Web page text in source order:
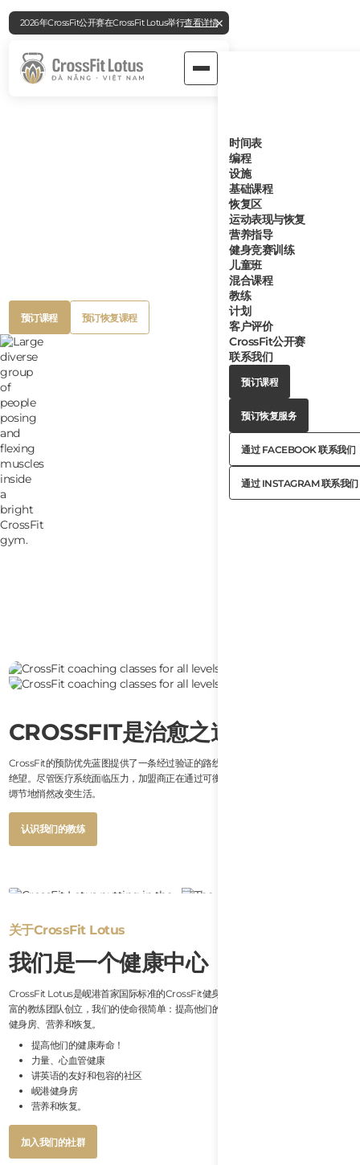
2026年CrossFit公开赛在CrossFit Lotus举行查看详情
时间表
编程
设施
基础课程
恢复区
运动表现与恢复
营养指导
健身竞赛训练
儿童班
混合课程
教练
计划
客户评价
CrossFit公开赛
联系我们
Text
Button
Text
预订课程
Text
Button
Text
预订恢复服务
预订恢复服务
Button
Text
通过 FACEBOOK 联系我们
通过 FACEBOOK 联系我们
Button
通过 INSTAGRAM 联系我们
通过 INSTAGRAM 联系我们
适合所有水平的CrossFit
CrossFit Lotus是岘港的首选CrossFit目的地，提供由专业教
练指导的结构化课程，适合所有健身水平。作为岘港的世界级
健身房，我们为当地人和外籍人士提供支持性的社区、优质的
Button
Text
Button
预订课程
预订课程
Button
预订恢复课程
预订恢复课程
CROSSFIT是治愈之道
CrossFit的预防优先蓝图提供了一条经过验证的路线，帮助人们摆脱慢性疾病和健康
绝望。尽管医疗系统面临压力，加盟商正在通过可衡量的结果、持续的努力和无繁文
缛节地悄然改变生活。
Button
认识我们的教练
认识我们的教练
关于CrossFit Lotus
我们是一个健康中心
CrossFit Lotus是岘港首家国际标准的CrossFit健身房。由一支全澳大利亚的经验丰
富的教练团队创立，我们的使命很简单：提高他们的健康寿命！力量、心血管健康、
健身房、营养和恢复。
提高他们的健康寿命！
力量、心血管健康
讲英语的友好和包容的社区
岘港健身房
营养和恢复。
Button
加入我们的社群
加入我们的社群